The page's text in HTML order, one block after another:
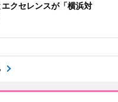
クセレンスが「横浜対